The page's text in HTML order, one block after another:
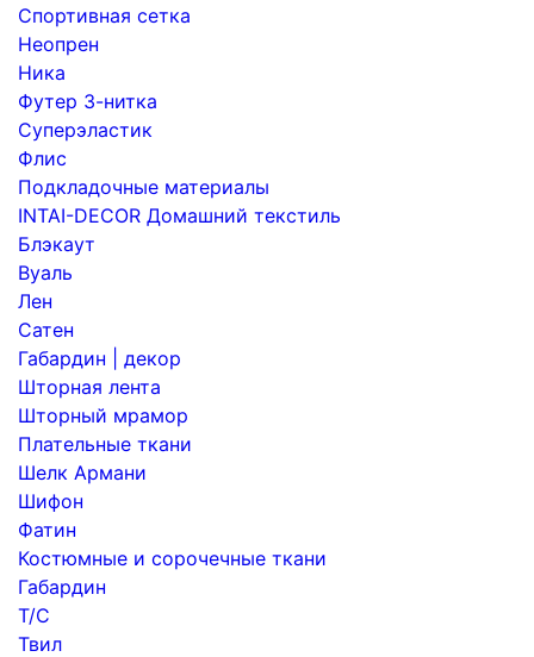
Спортивная сетка
Неопрен
Ника
Футер 3-нитка
Суперэластик
Флис
Подкладочные материалы
INTAI-DECOR Домашний текстиль
Блэкаут
Вуаль
Лен
Сатен
Габардин | декор
Шторная лента
Шторный мрамор
Плательные ткани
Шелк Армани
Шифон
Фатин
Костюмные и сорочечные ткани
Габардин
Т/С
Твил